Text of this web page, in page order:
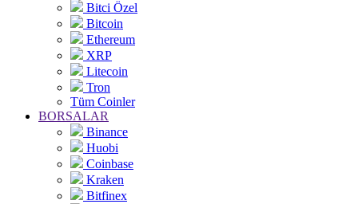
Bitci Özel
Bitcoin
Ethereum
XRP
Litecoin
Tron
Tüm Coinler
BORSALAR
Binance
Huobi
Coinbase
Kraken
Bitfinex